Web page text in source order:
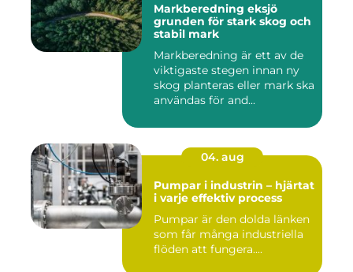
Markberedning eksjö
grunden för stark skog och
stabil mark
Markberedning är ett av de
viktigaste stegen innan ny
skog planteras eller mark ska
användas för and...
04. aug
Pumpar i industrin – hjärtat
i varje effektiv process
Pumpar är den dolda länken
som får många industriella
flöden att fungera....